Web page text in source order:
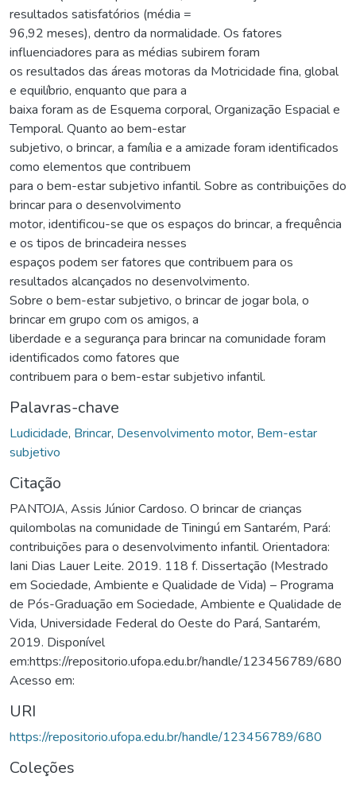
resultados satisfatórios (média =
96,92 meses), dentro da normalidade. Os fatores
influenciadores para as médias subirem foram
os resultados das áreas motoras da Motricidade fina, global
e equilíbrio, enquanto que para a
baixa foram as de Esquema corporal, Organização Espacial e
Temporal. Quanto ao bem-estar
subjetivo, o brincar, a família e a amizade foram identificados
como elementos que contribuem
para o bem-estar subjetivo infantil. Sobre as contribuições do
brincar para o desenvolvimento
motor, identificou-se que os espaços do brincar, a frequência
e os tipos de brincadeira nesses
espaços podem ser fatores que contribuem para os
resultados alcançados no desenvolvimento.
Sobre o bem-estar subjetivo, o brincar de jogar bola, o
brincar em grupo com os amigos, a
liberdade e a segurança para brincar na comunidade foram
identificados como fatores que
contribuem para o bem-estar subjetivo infantil.
Palavras-chave
Ludicidade, Brincar, Desenvolvimento motor, Bem-estar
subjetivo
Citação
PANTOJA, Assis Júnior Cardoso. O brincar de crianças
quilombolas na comunidade de Tiningú em Santarém, Pará:
contribuições para o desenvolvimento infantil. Orientadora:
Iani Dias Lauer Leite. 2019. 118 f. Dissertação (Mestrado
em Sociedade, Ambiente e Qualidade de Vida) – Programa
de Pós-Graduação em Sociedade, Ambiente e Qualidade de
Vida, Universidade Federal do Oeste do Pará, Santarém,
2019. Disponível
em:https://repositorio.ufopa.edu.br/handle/123456789/680
Acesso em:
URI
https://repositorio.ufopa.edu.br/handle/123456789/680
Coleções